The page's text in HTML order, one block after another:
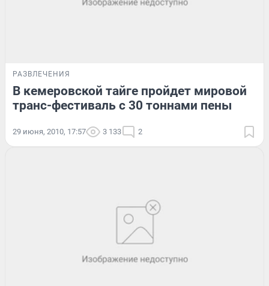
РАЗВЛЕЧЕНИЯ
В кемеровской тайге пройдет мировой
транс-фестиваль с 30 тоннами пены
29 июня, 2010, 17:57 3 133 2